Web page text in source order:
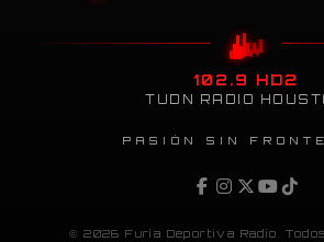
102.9 HD2
TUDN RADIO
PASIÓN SIN
© 2026 Furia Deportiva Radio.